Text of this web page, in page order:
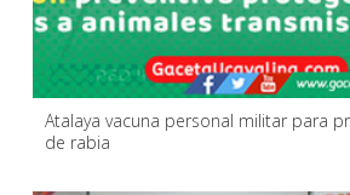
Atalaya vacuna personal militar para
de rabia